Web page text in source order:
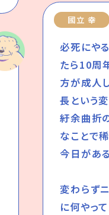
國立 幸
必死にや
たら10周
方が成人
長という
紆余曲折
なことで
今日があ
変わらず
に何やっ